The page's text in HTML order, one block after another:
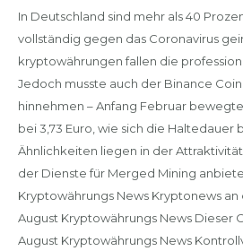
In Deutschland sind mehr als 40
vollständig gegen das Coronavirus
kryptowährungen fallen die
Jedoch musste auch der Binance
hinnehmen – Anfang Februar
bei 3,73 Euro, wie sich die Haltedauer
Ähnlichkeiten liegen in der
der Dienste für Merged Mining
Kryptowährungs News Kryptonews
August Kryptowährungs News Dieser
August Kryptowährungs News